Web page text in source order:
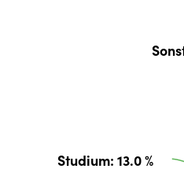
Studium: 13.0 %